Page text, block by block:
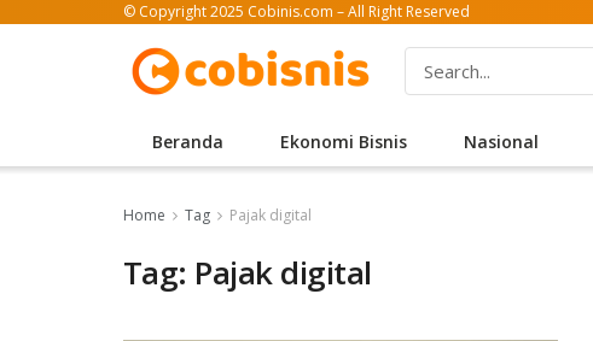
© Copyright 2025 Cobinis.com – All Right Reserved
Beranda Ekonomi Bisnis Nasional
Home Tag Pajak digital
Tag: Pajak digital